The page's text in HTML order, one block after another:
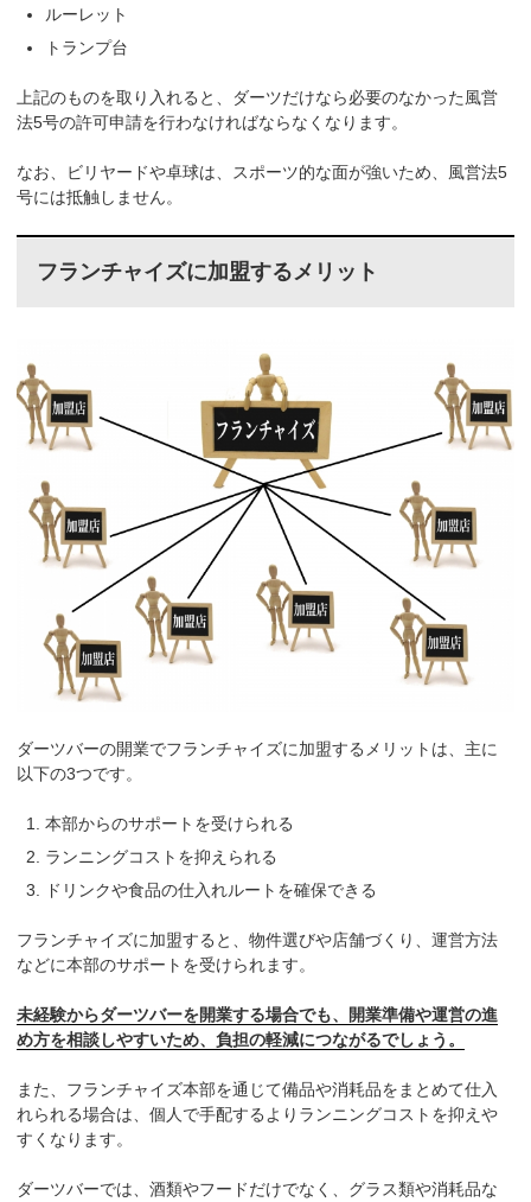
ルーレット
トランプ台
上記のものを取り入れると、ダーツだけなら必要のなかった風営
法5号の許可申請を行わなければならなくなります。
なお、ビリヤードや卓球は、スポーツ的な面が強いため、風営法5
号には抵触しません。
フランチャイズに加盟するメリット
ダーツバーの開業でフランチャイズに加盟するメリットは、主に
以下の3つです。
本部からのサポートを受けられる
ランニングコストを抑えられる
ドリンクや食品の仕入れルートを確保できる
フランチャイズに加盟すると、物件選びや店舗づくり、運営方法
などに本部のサポートを受けられます。
未経験からダーツバーを開業する場合でも、開業準備や運営の進
め方を相談しやすいため、負担の軽減につながるでしょう。
また、フランチャイズ本部を通じて備品や消耗品をまとめて仕入
れられる場合は、個人で手配するよりランニングコストを抑えや
すくなります。
ダーツバーでは、酒類やフードだけでなく、グラス類や消耗品な